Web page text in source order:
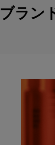
ブラン